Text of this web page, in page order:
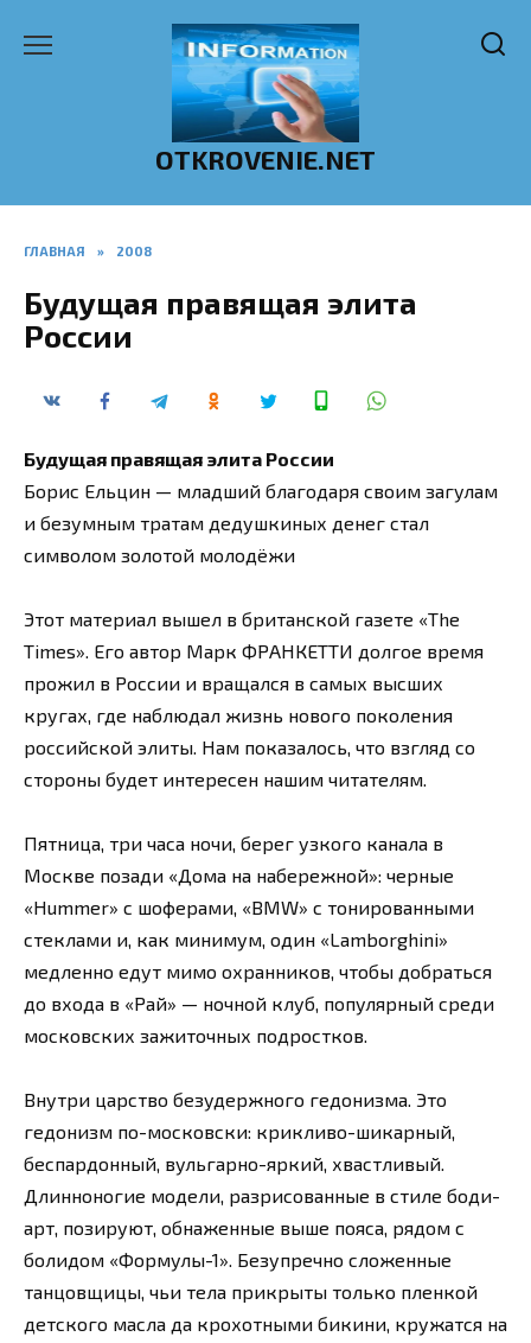
OTKROVENIE.NET
ГЛАВНАЯ » 2008
Будущая правящая элита
России
Будущая правящая элита России
Борис Ельцин — младший благодаря своим загулам
и безумным тратам дедушкиных денег стал
символом золотой молодёжи
Этот материал вышел в британской газете «The
Times». Его автор Марк ФРАНКЕТТИ долгое время
прожил в России и вращался в самых высших
кругах, где наблюдал жизнь нового поколения
российской элиты. Нам показалось, что взгляд со
стороны будет интересен нашим читателям.
Пятница, три часа ночи, берег узкого канала в
Москве позади «Дома на набережной»: черные
«Hummer» с шоферами, «BMW» с тонированными
стеклами и, как минимум, один «Lamborghini»
медленно едут мимо охранников, чтобы добраться
до входа в «Рай» — ночной клуб, популярный среди
московских зажиточных подростков.
Внутри царство безудержного гедонизма. Это
гедонизм по-московски: крикливо-шикарный,
беспардонный, вульгарно-яркий, хвастливый.
Длинноногие модели, разрисованные в стиле боди-
арт, позируют, обнаженные выше пояса, рядом с
болидом «Формулы-1». Безупречно сложенные
танцовщицы, чьи тела прикрыты только пленкой
детского масла да крохотными бикини, кружатся на